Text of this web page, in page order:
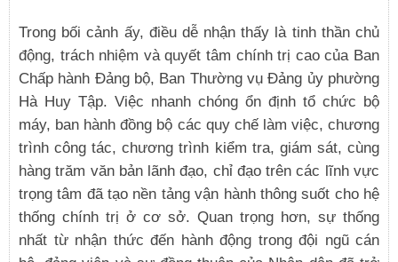
Trong bối cảnh ấy, điều dễ nhận thấy là tinh thần chủ
động, trách nhiệm và quyết tâm chính trị cao của Ban
Chấp hành Đảng bộ, Ban Thường vụ Đảng ủy phường
Hà Huy Tập. Việc nhanh chóng ổn định tổ chức bộ
máy, ban hành đồng bộ các quy chế làm việc, chương
trình công tác, chương trình kiểm tra, giám sát, cùng
hàng trăm văn bản lãnh đạo, chỉ đạo trên các lĩnh vực
trọng tâm đã tạo nền tảng vận hành thông suốt cho hệ
thống chính trị ở cơ sở. Quan trọng hơn, sự thống
nhất từ nhận thức đến hành động trong đội ngũ cán